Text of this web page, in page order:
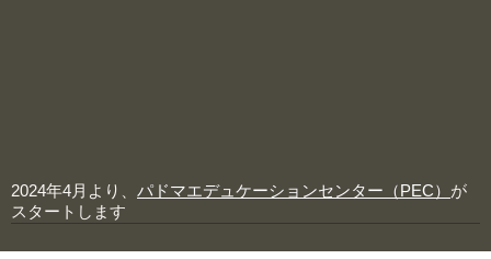
2024年4月より、 パドマエデュケーションセンター（PEC） が
スタートします